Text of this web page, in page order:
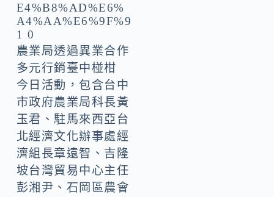
農業局透過異業合作
多元行銷臺中椪柑
今日活動，包含台中
市政府農業局科長黃
玉君、駐馬來西亞台
北經濟文化辦事處經
濟組長章遠智、吉隆
坡台灣貿易中心主任
彭湘尹、石岡區農會